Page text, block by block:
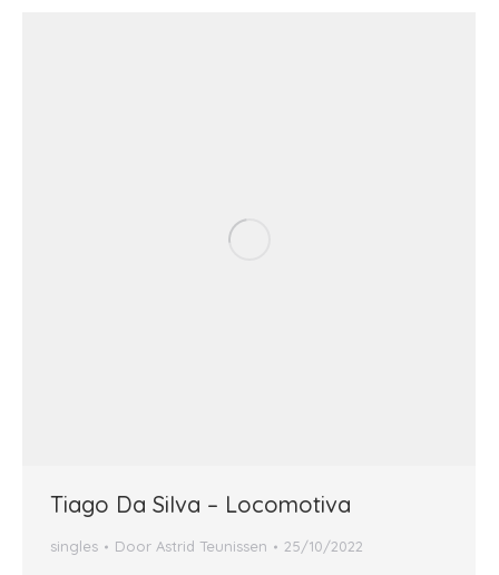
Tiago Da Silva – Locomotiva
singles Door Astrid Teunissen 25/10/2022